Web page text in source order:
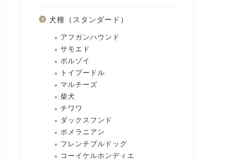
犬種（スタンダード）
アフガンハウンド
サモエド
ボルゾイ
トイプードル
マルチーズ
柴犬
チワワ
ダックスフンド
ポメラニアン
フレンチブルドッグ
コーイケルホンディエ